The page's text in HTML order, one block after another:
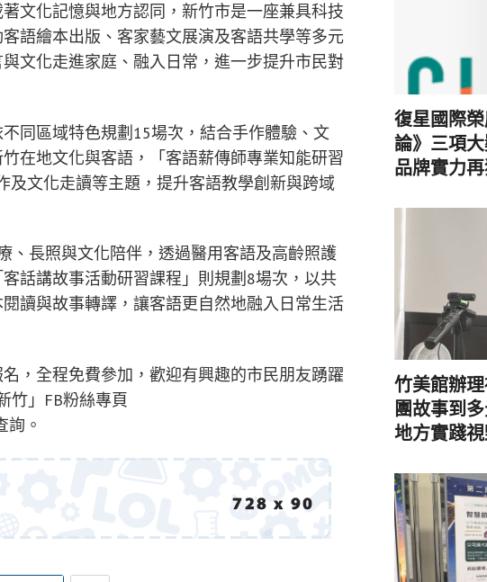
文化記憶與地方認同，新竹市是一座兼具科技
語繪本出版、客家藝文展演及客語共學等多元
文化走進家庭、融入日常，進一步提升市民對
同區域特色規劃15場次，結合手作體驗、文
在地文化與客語，「客語薪傳師專業知能研習
文化走讀等主題，提升客語教學創新與跨域
、長照與文化陪伴，透過醫用客語及高齡照護
話講故事活動研習課程」則規劃8場次，以共
讀與故事轉譯，讓客語更自然地融入日常生活
，全程免費參加，歡迎有興趣的市民朋友踴躍
竹」FB粉絲專頁
詢。
復星國際
論》三項
品牌實力
竹美館辦
團故事到
地方實踐